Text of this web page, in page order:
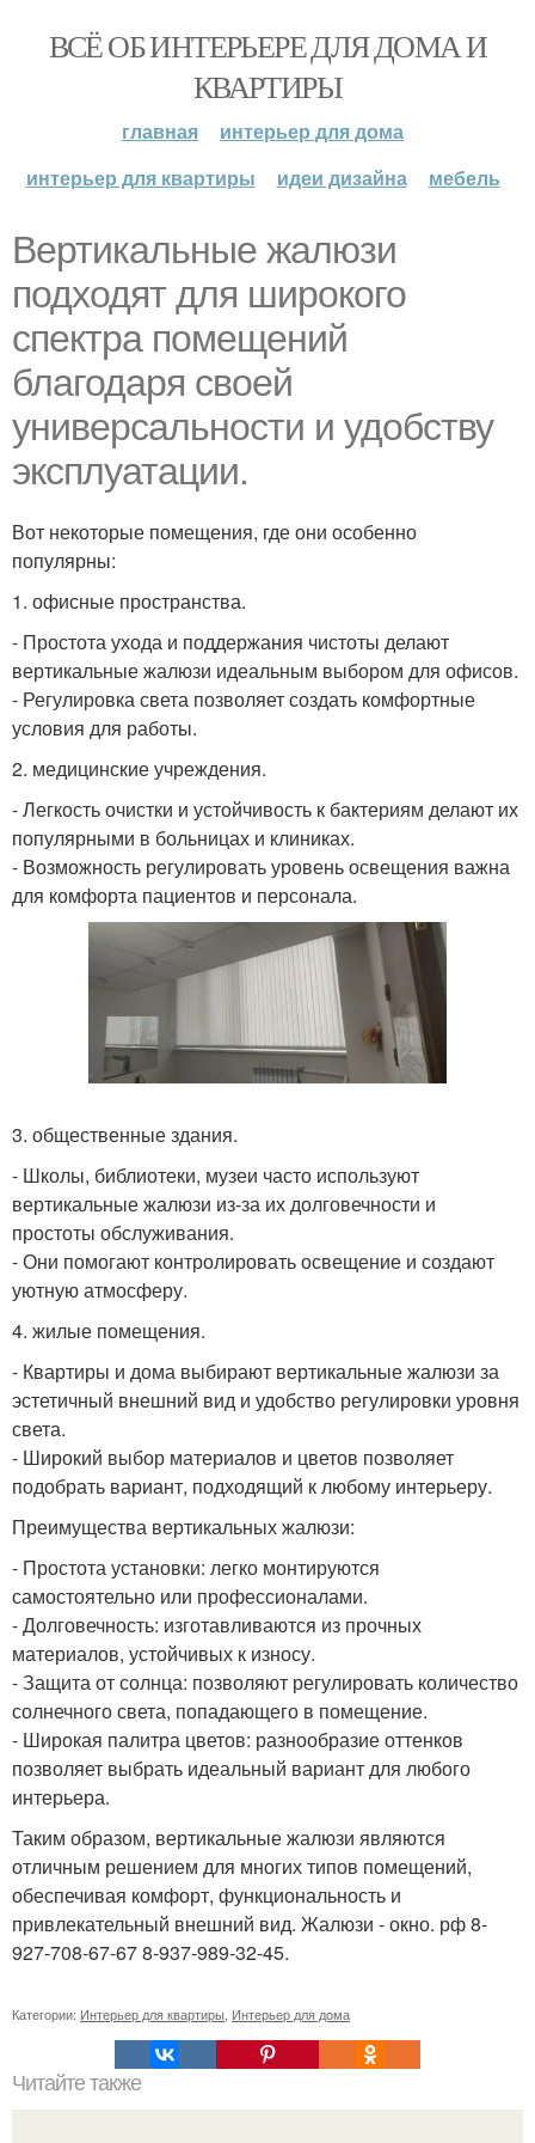
ВСЁ ОБ ИНТЕРЬЕРЕ ДЛЯ ДОМА И
КВАРТИРЫ
главная
интерьер для дома
интерьер для квартиры
идеи дизайна мебель
Вертикальные жалюзи
подходят для широкого
спектра помещений
благодаря своей
универсальности и удобству
эксплуатации.
Вот некоторые помещения, где они особенно
популярны:
1. офисные пространства.
- Простота ухода и поддержания чистоты делают
вертикальные жалюзи идеальным выбором для офисов.
- Регулировка света позволяет создать комфортные
условия для работы.
2. медицинские учреждения.
- Легкость очистки и устойчивость к бактериям делают их
популярными в больницах и клиниках.
- Возможность регулировать уровень освещения важна
для комфорта пациентов и персонала.
3. общественные здания.
- Школы, библиотеки, музеи часто используют
вертикальные жалюзи из-за их долговечности и
простоты обслуживания.
- Они помогают контролировать освещение и создают
уютную атмосферу.
4. жилые помещения.
- Квартиры и дома выбирают вертикальные жалюзи за
эстетичный внешний вид и удобство регулировки уровня
света.
- Широкий выбор материалов и цветов позволяет
подобрать вариант, подходящий к любому интерьеру.
Преимущества вертикальных жалюзи:
- Простота установки: легко монтируются
самостоятельно или профессионалами.
- Долговечность: изготавливаются из прочных
материалов, устойчивых к износу.
- Защита от солнца: позволяют регулировать количество
солнечного света, попадающего в помещение.
- Широкая палитра цветов: разнообразие оттенков
позволяет выбрать идеальный вариант для любого
интерьера.
Таким образом, вертикальные жалюзи являются
отличным решением для многих типов помещений,
обеспечивая комфорт, функциональность и
привлекательный внешний вид. Жалюзи - окно. рф 8-
927-708-67-67 8-937-989-32-45.
Категории: Интерьер для квартиры Интерьер для дома
Читайте также